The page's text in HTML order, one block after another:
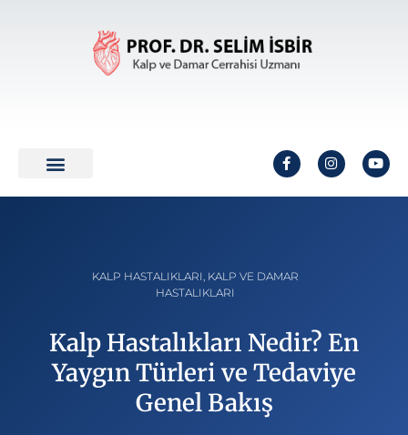
KALP HASTALIKLARI, KALP VE DAMAR
HASTALIKLARI
Kalp Hastalıkları Nedir? En
Yaygın Türleri ve Tedaviye
Genel Bakış